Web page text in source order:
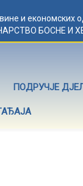
и економских
БОСНЕ И
ПОДРУЧЈЕ